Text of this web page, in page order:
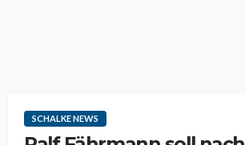
SCHALKE NEWS